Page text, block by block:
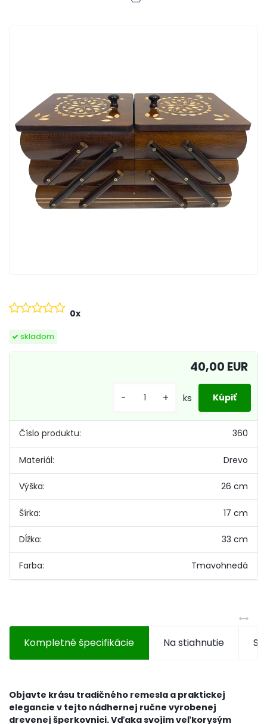
skladom
0x
Číslo produktu: 360
Materiál: Drevo
Výška: 26 cm
Šírka: 17 cm
Dĺžka: 33 cm
Farba: Tmavohnedá
40,00 EUR
- + ks
Kompletné špecifikácie Na stiahnutie
Objavte krásu tradičného remesla a praktickej
elegancie v tejto nádhernej ručne vyrobenej
drevenej šperkovnici. Vďaka svojim veľkorysým